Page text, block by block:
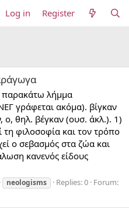
Log in Register
λήμμα
γράφεται ακόμα). βίγκαν
ο, θηλ. βέγκαν (ουσ. άκλ.). 1)
φιλοσοφία και τον τρόπο
ο σεβασμός στα ζώα και
κανενός είδους
neologisms Replies: 0 Forum: